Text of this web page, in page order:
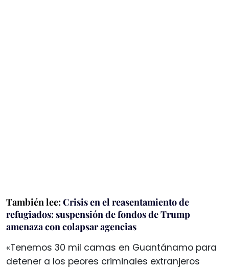
También lee: Crisis en el reasentamiento de
refugiados: suspensión de fondos de Trump
amenaza con colapsar agencias
«Tenemos 30 mil camas en Guantánamo para
detener a los peores criminales extranjeros